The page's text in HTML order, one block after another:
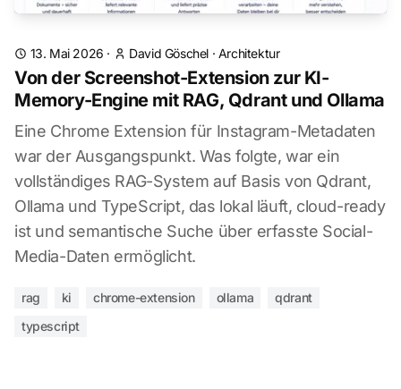
13. Mai 2026 · David Göschel · Architektur
Von der Screenshot-Extension zur KI-
Memory-Engine mit RAG, Qdrant und Ollama
Eine Chrome Extension für Instagram-Metadaten
war der Ausgangspunkt. Was folgte, war ein
vollständiges RAG-System auf Basis von Qdrant,
Ollama und TypeScript, das lokal läuft, cloud-ready
ist und semantische Suche über erfasste Social-
Media-Daten ermöglicht.
rag ki chrome-extension ollama
qdrant
typescript